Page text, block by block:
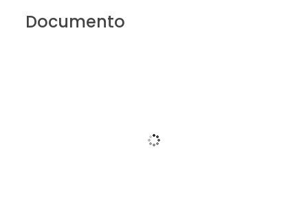
Documento